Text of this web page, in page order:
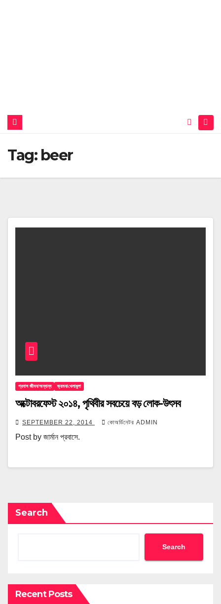
Tag: beer
প্রবাস জীবন/অন্যান্য ভ্রমন/খেলাধুলা
অক্টোবরফেস্ট ২০১৪, পৃথিবীর সবচেয়ে বড় লোক-উৎসব
SEPTEMBER 22, 2014 কোঅর্ডিনেটর ADMIN
Post by জার্মান প্রবাসে.
Search
Search
Recent Posts